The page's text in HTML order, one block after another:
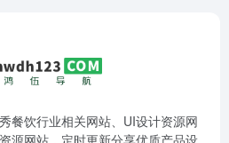
餐饮行业相关网站、UI设计资源网
源网站，定时更新分享优质产品设